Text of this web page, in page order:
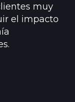
muy
el impacto